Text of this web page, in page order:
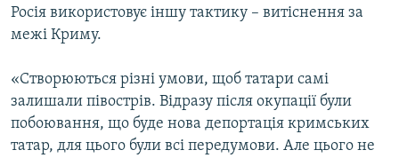
Усі сайти RFE/RL
Росія використовує іншу тактику – витіснення за
межі Криму.
«Створюються різні умови, щоб татари самі
залишали півострів. Відразу після окупації були
побоювання, що буде нова депортація кримських
татар, для цього були всі передумови. Але цього не